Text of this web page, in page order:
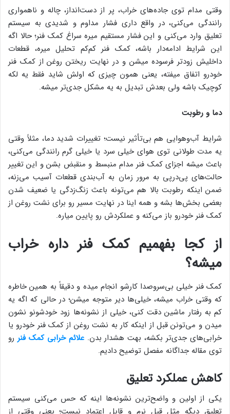
وقتی مدام توی جاده‌های خراب، پر از دست‌انداز، چاله و ناهمواری
رانندگی می‌کنی، در واقع داری فشار مداوم و شدیدی به سیستم
تعلیق وارد می‌کنی و این فشار مستقیم میره سراغ کمک فنر؛ حالا اگه
این شرایط ادامه‌دار باشه، کمک فنر کم‌کم تحلیل میره، قطعات
داخلیش زودتر فرسوده میشن و در نهایت ریختن روغن از کمک فنر
خودرو اتفاق میفته، یعنی همون چیزی که اولش شاید فقط یه لکه
کوچیک باشه ولی بعدش تبدیل به یه مشکل جدی‌تر میشه.
دما و رطوبت
شرایط آب‌وهوایی هم بی‌تأثیر نیست؛ تغییرات شدید دما، مثلاً وقتی
یه مدت طولانی توی هوای خیلی سرد یا خیلی گرم رانندگی می‌کنی،
باعث میشه اجزای کمک فنر مدام منبسط و منقبض بشن و این تغییر
حالت‌های پی‌درپی به مرور زمان به آب‌بندی قطعات آسیب می‌زنه،
ضمن اینکه رطوبت بالا هم می‌تونه باعث زنگ‌زدگی یا ضعیف شدن
بعضی بخش‌ها بشه و همه اینا در نهایت مسیر رو برای نشت روغن از
کمک فنر خودرو باز می‌کنه و عملکردش رو پایین میاره.
از کجا بفهمیم کمک فنر داره خراب
میشه؟
کمک فنر خیلی بی‌سروصدا کارشو انجام میده و دقیقاً به همین خاطره
که وقتی خراب میشه، خیلی‌ها دیر متوجه میشن؛ در حالی که اگه یه
کم به رفتار ماشین دقت کنی، خیلی از نشونه‌ها زود خودشونو نشون
میدن و می‌تونن قبل از اینکه کار به نشت روغن از کمک فنر خودرو یا
خرابی‌های جدی‌تر بکشه، بهت هشدار بدن.علائم خرابی کمک فنر رو
توی مقاله جداگانه مفصل توضیح دادیم.
کاهش عملکرد تعلیق
یکی از اولین و واضح‌ترین نشونه‌ها اینه که حس می‌کنی سیستم